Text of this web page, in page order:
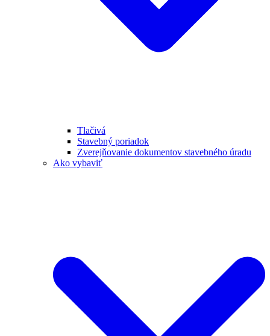
Tlačivá
Stavebný poriadok
Zverejňovanie dokumentov stavebného úradu
Ako vybaviť